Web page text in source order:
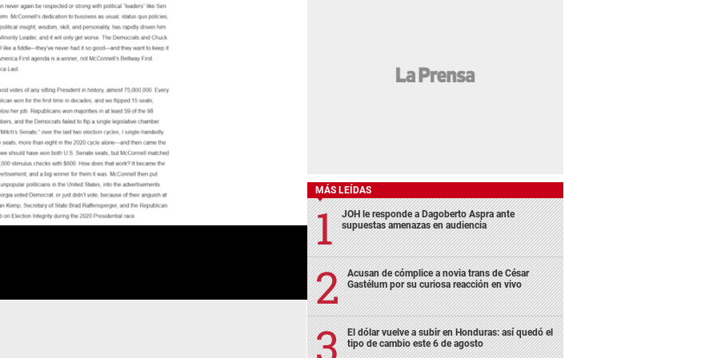
MÁS LEÍDAS
JOH le responde a Dagoberto Aspra ante
supuestas amenazas en audiencia
Acusan de cómplice a novia trans de César
Gastélum por su curiosa reacción en vivo
El dólar vuelve a subir en Honduras: así quedó el
tipo de cambio este 6 de agosto